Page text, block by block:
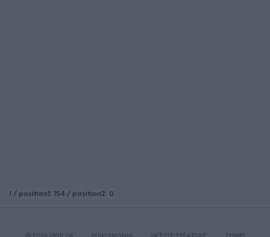
1 / position1: 154 / position2: 0
© 2026 PINK.GR ΕΠΙΚΟΙΝΩΝΙΑ ΘΕΣΕΙΣ ΕΡΓΑΣΙΑΣ TERMS